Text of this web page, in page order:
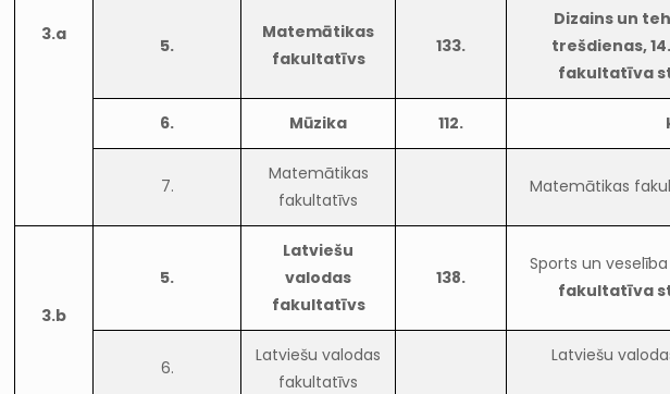
3.a
5.
Matemātikas
fakultatīvs
133.
Dizains un
trešdienas,
fakultatīva
6. Mūzika 112.
7.
Matemātikas
fakultatīvs
Matemātikas
3.b
5.
Latviešu
valodas
fakultatīvs
138.
Sports un
fakultatīva
6.
Latviešu valodas
fakultatīvs
Latviešu